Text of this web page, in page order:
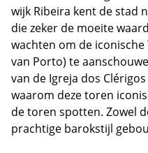
wijk Ribeira kent de stad
die zeker de moeite
wachten om de
van Porto) te
van de Igreja dos
waarom deze toren
de toren spotten. Zowel
prachtige barokstijl